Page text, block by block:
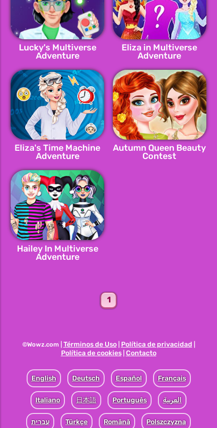
Lucky's Multiverse
Adventure
Eliza in Multiverse
Adventure
Eliza's Time Machine
Adventure
Autumn Queen Beauty
Contest
Hailey In Multiverse
Adventure
1
©Wowz.com | Términos de Uso| Política de privacidad
Política de cookies| Contacto
English Deutsch Español Français
Italiano 日本語 Português العربية
עברית Türkçe Română Polszczyzna